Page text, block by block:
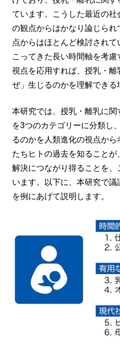
ています。こうした最近の
の観点からはかなり論じら
点からはほとんど検討され
こってきた長い時間軸を考
視点を応用すれば、授乳・
ぜ」生じるのかを理解できる
本研究では、授乳・離乳に関
を3つのカテゴリーに分類し
るのかを人類進化の視点か
たちヒトの過去を知ること
解決につながり得ることを
います。以下に、本研究で
を例にあげて説明します。